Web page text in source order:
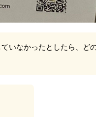
いなかったとしたら、ど